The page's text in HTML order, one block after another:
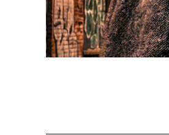
Soutien
Partenaires